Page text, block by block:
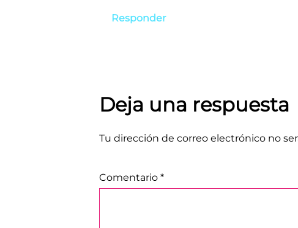
Responder
Deja una respuesta
Tu dirección de correo electrónico no
Comentario *